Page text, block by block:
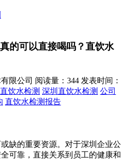
的可以直接喝吗？直饮水
限公司 阅读量：344 发表时间：
直饮水检测 深圳直饮水检测 公司
直饮水检测报告
缺的重要资源。对于深圳企业公
可靠，直接关系到员工的健康和